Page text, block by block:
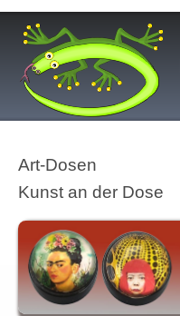
Art-Dosen
Kunst an der Dose